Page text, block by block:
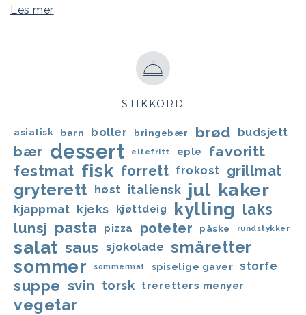
Les mer
STIKKORD
asiatisk barn boller bringebær brød budsjett
bær dessert eltefritt eple favoritt
festmat fisk forrett frokost grillmat
gryterett høst italiensk jul kaker
kjappmat kjeks kjøttdeig kylling laks
lunsj pasta pizza poteter påske rundstykker
salat saus sjokolade småretter
sommer sommermat spiselige gaver storfe
suppe svin torsk treretters menyer
vegetar